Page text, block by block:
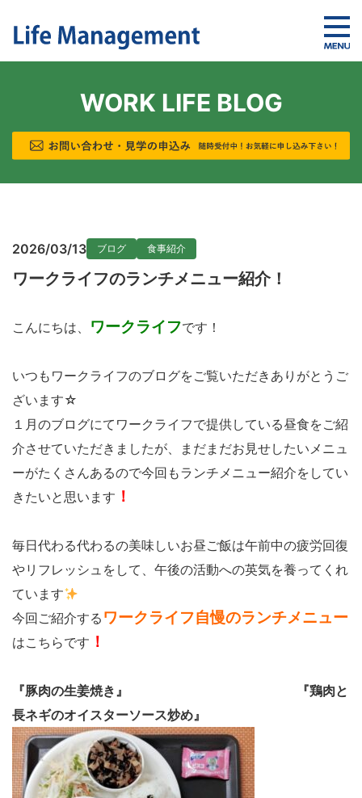
WORK LIFE BLOG
2026/03/13 ブログ 食事紹介
ワークライフのランチメニュー紹介！
こんにちは、 ワークライフです！
いつもワークライフのブログをご覧いただきありがとうご
ざいます☆
１月のブログにてワークライフで提供している昼食をご紹
介させていただきましたが、まだまだお見せしたいメニュ
ーがたくさんあるので今回もランチメニュー紹介をしてい
きたいと思います ！
毎日代わる代わるの美味しいお昼ご飯は午前中の疲労回復
やリフレッシュをして、午後の活動への英気を養ってくれ
ています
今回ご紹介する ワークライフ自慢のランチメニュー
はこちらです ！
『豚肉の生姜焼き』
『鶏肉と
長ネギのオイスターソース炒め』